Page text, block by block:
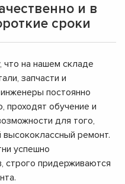
и в
сроки
на нашем складе
запчасти и
постоянно
обучение и
для того,
ремонт.
успешно
строго придерживаются